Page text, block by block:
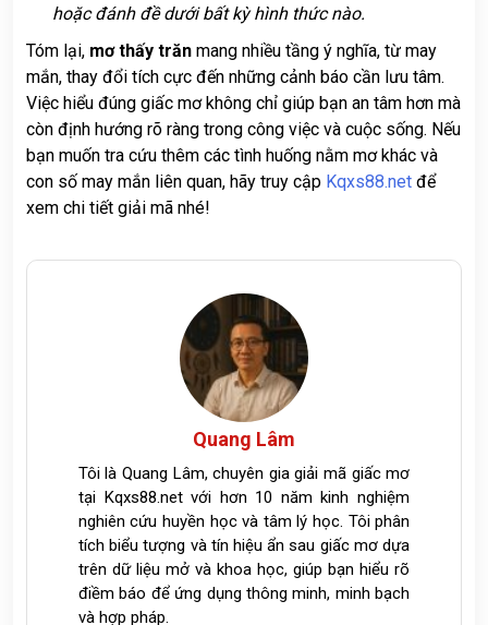
hoặc đánh đề dưới bất kỳ hình thức nào.
Tóm lại, mơ thấy trăn mang nhiều tầng ý nghĩa, từ may
mắn, thay đổi tích cực đến những cảnh báo cần lưu tâm.
Việc hiểu đúng giấc mơ không chỉ giúp bạn an tâm hơn mà
còn định hướng rõ ràng trong công việc và cuộc sống. Nếu
bạn muốn tra cứu thêm các tình huống nằm mơ khác và
con số may mắn liên quan, hãy truy cập Kqxs88.net để
xem chi tiết giải mã nhé!
Quang Lâm
Tôi là Quang Lâm, chuyên gia giải mã giấc mơ
tại Kqxs88.net với hơn 10 năm kinh nghiệm
nghiên cứu huyền học và tâm lý học. Tôi phân
tích biểu tượng và tín hiệu ẩn sau giấc mơ dựa
trên dữ liệu mở và khoa học, giúp bạn hiểu rõ
điềm báo để ứng dụng thông minh, minh bạch
và hợp pháp.